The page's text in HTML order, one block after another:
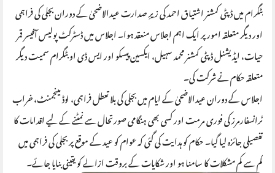
بٹگرام میں ڈپٹی کمشنر اشتیاق احمد کی زیرِ صدارت عیدالاضحیٰ کے دوران بجلی کی فراہمی
اور دیگر متعلقہ امور پر ایک اہم اجلاس منعقد ہوا۔ اجلاس میں ڈسٹرکٹ پولیس آفیسر قمر
حیات، ایڈیشنل ڈپٹی کمشنر محمد سہیل، ایکسین پیسکو اور ایس ڈی او بٹگرام سمیت دیگر
متعلقہ حکام نے شرکت کی۔
اجلاس کے دوران عیدالاضحیٰ کے ایام میں بجلی کی بلا تعطل فراہمی، لوڈ مینجمنٹ، خراب
ٹرانسفارمرز کی فوری مرمت اور کسی بھی ہنگامی صورتحال سے نمٹنے کے لیے اقدامات کا
تفصیلی جائزہ لیا گیا۔ حکام کو ہدایت کی گئی کہ عوام کو عید کے موقع پر بجلی کی فراہمی میں
کم سے کم مشکلات کا سامنا ہو اور شکایات کے بروقت ازالے کو یقینی بنایا جائے۔